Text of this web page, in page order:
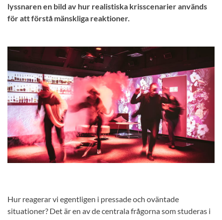
lyssnaren en bild av hur realistiska krisscenarier används
för att förstå mänskliga reaktioner.
Hur reagerar vi egentligen i pressade och oväntade
situationer? Det är en av de centrala frågorna som studeras i